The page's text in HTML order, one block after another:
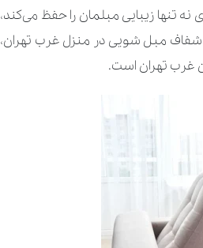
‌تنها زیبایی مبلمان را حفظ می‌کند،
شفاف مبل شویی در منزل غرب تهران،
غرب تهران است.